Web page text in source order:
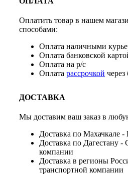
Оплатить товар в нашем
способами:
Оплата наличными
Оплата банковской
Оплата на р/с
Оплата рассрочкой
ДОСТАВКА
Мы доставим ваш заказ в
Доставка по Махачкале -
Доставка по Дагестану -
компании
Доставка в регионы
транспортной компании